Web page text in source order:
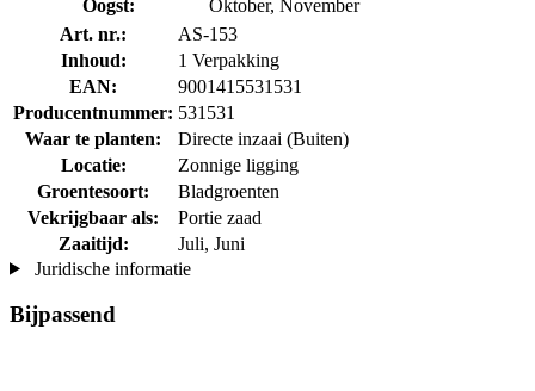
Oogst:
Oktober, November
Art. nr.:
AS-153
Inhoud:
1 Verpakking
EAN:
9001415531531
Producentnummer: 531531
Waar te planten:
Directe inzaai (Buiten)
Locatie:
Zonnige ligging
Groentesoort:
Bladgroenten
Vekrijgbaar als:
Portie zaad
Zaaitijd:
Juli, Juni
Juridische informatie
Bijpassend